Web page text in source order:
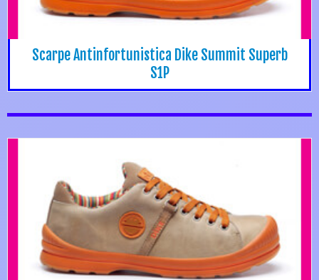
Scarpe Antinfortunistica Dike Summit Superb
S1P